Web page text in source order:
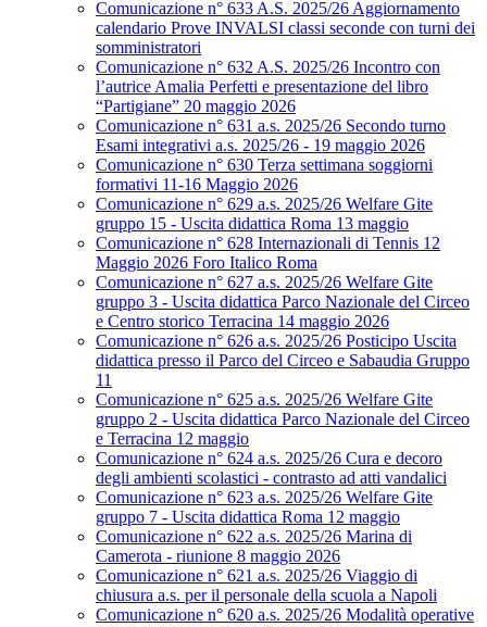
Comunicazione n° 633 A.S. 2025/26 Aggiornamento
calendario Prove INVALSI classi seconde con turni dei
somministratori
Comunicazione n° 632 A.S. 2025/26 Incontro con
l’autrice Amalia Perfetti e presentazione del libro
“Partigiane” 20 maggio 2026
Comunicazione n° 631 a.s. 2025/26 Secondo turno
Esami integrativi a.s. 2025/26 - 19 maggio 2026
Comunicazione n° 630 Terza settimana soggiorni
formativi 11-16 Maggio 2026
Comunicazione n° 629 a.s. 2025/26 Welfare Gite
gruppo 15 - Uscita didattica Roma 13 maggio
Comunicazione n° 628 Internazionali di Tennis 12
Maggio 2026 Foro Italico Roma
Comunicazione n° 627 a.s. 2025/26 Welfare Gite
gruppo 3 - Uscita didattica Parco Nazionale del Circeo
e Centro storico Terracina 14 maggio 2026
Comunicazione n° 626 a.s. 2025/26 Posticipo Uscita
didattica presso il Parco del Circeo e Sabaudia Gruppo
11
Comunicazione n° 625 a.s. 2025/26 Welfare Gite
gruppo 2 - Uscita didattica Parco Nazionale del Circeo
e Terracina 12 maggio
Comunicazione n° 624 a.s. 2025/26 Cura e decoro
degli ambienti scolastici - contrasto ad atti vandalici
Comunicazione n° 623 a.s. 2025/26 Welfare Gite
gruppo 7 - Uscita didattica Roma 12 maggio
Comunicazione n° 622 a.s. 2025/26 Marina di
Camerota - riunione 8 maggio 2026
Comunicazione n° 621 a.s. 2025/26 Viaggio di
chiusura a.s. per il personale della scuola a Napoli
Comunicazione n° 620 a.s. 2025/26 Modalità operative